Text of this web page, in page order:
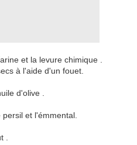
et la levure chimique .
à l'aide d'un fouet.
d'olive .
et l'émmental.